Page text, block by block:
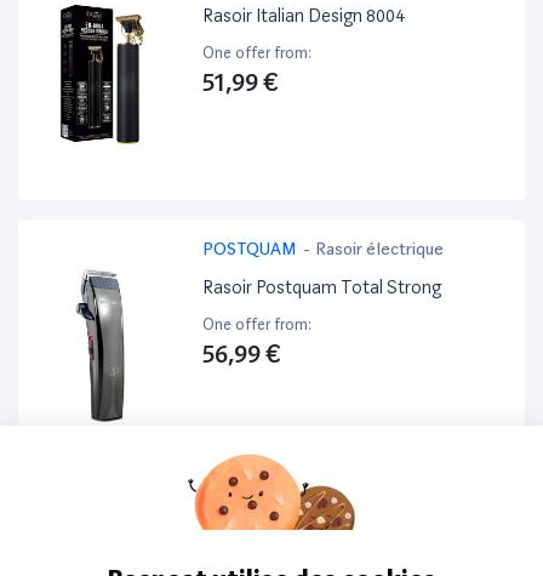
Rasoir Italian Design 8004
One offer from:
51,99 €
POSTQUAM - Rasoir électrique
Rasoir Postquam Total Strong
One offer from:
56,99 €
Italian Design- Rasoir électrique